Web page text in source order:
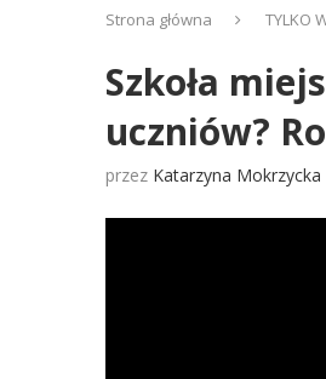
Strona główna TYLKO
Szkoła
uczniów?
przez Katarzyna Mokrzycka